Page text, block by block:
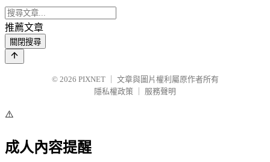
推薦文章
關閉搜尋
© 2026 PIXNET
文章與圖片權利屬原作者所有
隱私權政策
服務聲明
⚠️
成人內容提醒